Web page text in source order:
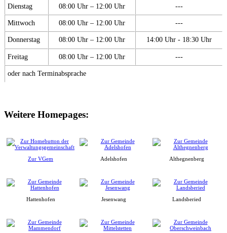
Dienstag 08:00 Uhr – 12:00 Uhr ---
Mittwoch 08:00 Uhr – 12:00 Uhr ---
Donnerstag 08:00 Uhr – 12:00 Uhr 14:00 Uhr - 18:30 Uhr
Freitag 08:00 Uhr – 12:00 Uhr ---
oder nach Terminabsprache
Weitere Homepages:
Zur VGem Adelshofen Althegnenberg
Hattenhofen Jesenwang Landsberied